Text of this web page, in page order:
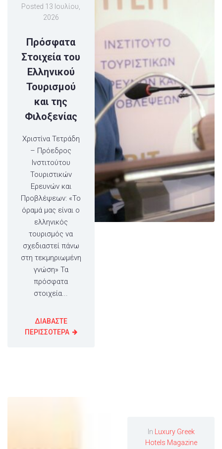
Posted 13 Ιουλίου,
2026
Πρόσφατα
Στοιχεία του
Ελληνικού
Τουρισμού
και της
Φιλοξενίας
Χριστίνα Τετράδη
– Πρόεδρος
Ινστιτούτου
Τουριστικών
Ερευνών και
Προβλέψεων: «Το
όραμά μας είναι ο
ελληνικός
τουρισμός να
σχεδιαστεί πάνω
στη τεκμηριωμένη
γνώση» Τα
πρόσφατα
στοιχεία...
ΔΙΑΒΑΣΤΕ
ΠΕΡΙΣΣΟΤΕΡΑ
In Luxury Greek
Hotels Magazine